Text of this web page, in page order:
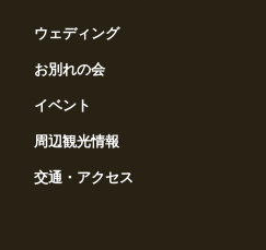
ウェディング
お別れの会
イベント
周辺観光情報
交通・アクセス